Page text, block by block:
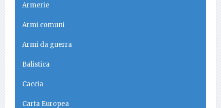
Armerie
Armi comuni
Armi da guerra
Balistica
Caccia
Carta Europea